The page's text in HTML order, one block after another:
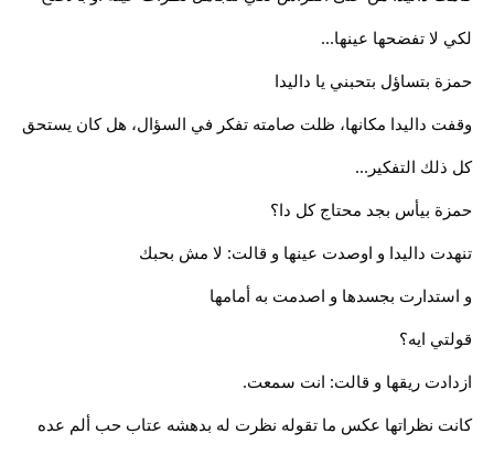
لكي لا تفضحها عينها...
حمزة بتساؤل بتحبني يا داليدا
وقفت داليدا مكانها، ظلت صامته تفكر في السؤال، هل كان يستحق
كل ذلك التفكير...
حمزة بيأس بجد محتاج كل دا؟
تنهدت داليدا و اوصدت عينها و قالت: لا مش بحبك
و استدارت بجسدها و اصدمت به أمامها
قولتي ايه؟
ازدادت ريقها و قالت: انت سمعت.
كانت نظراتها عكس ما تقوله نظرت له بدهشه عتاب حب ألم عده